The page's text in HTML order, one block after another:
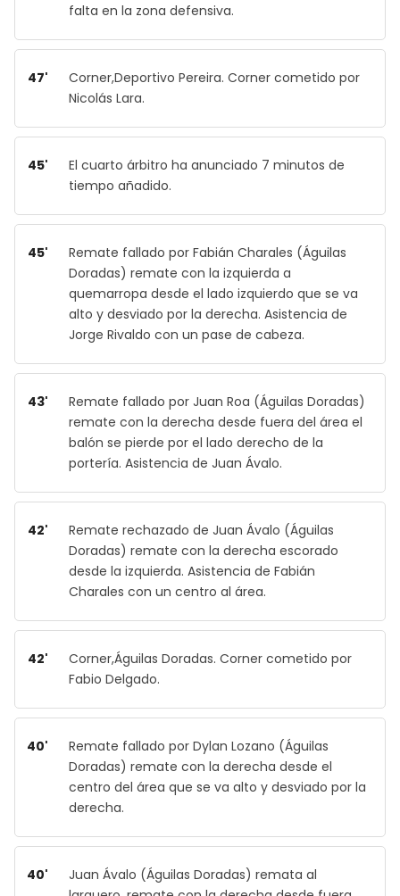
falta en la zona defensiva.
47'
Corner,Deportivo Pereira. Corner cometido por
Nicolás Lara.
45'
El cuarto árbitro ha anunciado 7 minutos de
tiempo añadido.
45'
Remate fallado por Fabián Charales (Águilas
Doradas) remate con la izquierda a
quemarropa desde el lado izquierdo que se va
alto y desviado por la derecha. Asistencia de
Jorge Rivaldo con un pase de cabeza.
43'
Remate fallado por Juan Roa (Águilas Doradas)
remate con la derecha desde fuera del área el
balón se pierde por el lado derecho de la
portería. Asistencia de Juan Ávalo.
42'
Remate rechazado de Juan Ávalo (Águilas
Doradas) remate con la derecha escorado
desde la izquierda. Asistencia de Fabián
Charales con un centro al área.
42'
Corner,Águilas Doradas. Corner cometido por
Fabio Delgado.
40'
Remate fallado por Dylan Lozano (Águilas
Doradas) remate con la derecha desde el
centro del área que se va alto y desviado por la
derecha.
40'
Juan Ávalo (Águilas Doradas) remata al